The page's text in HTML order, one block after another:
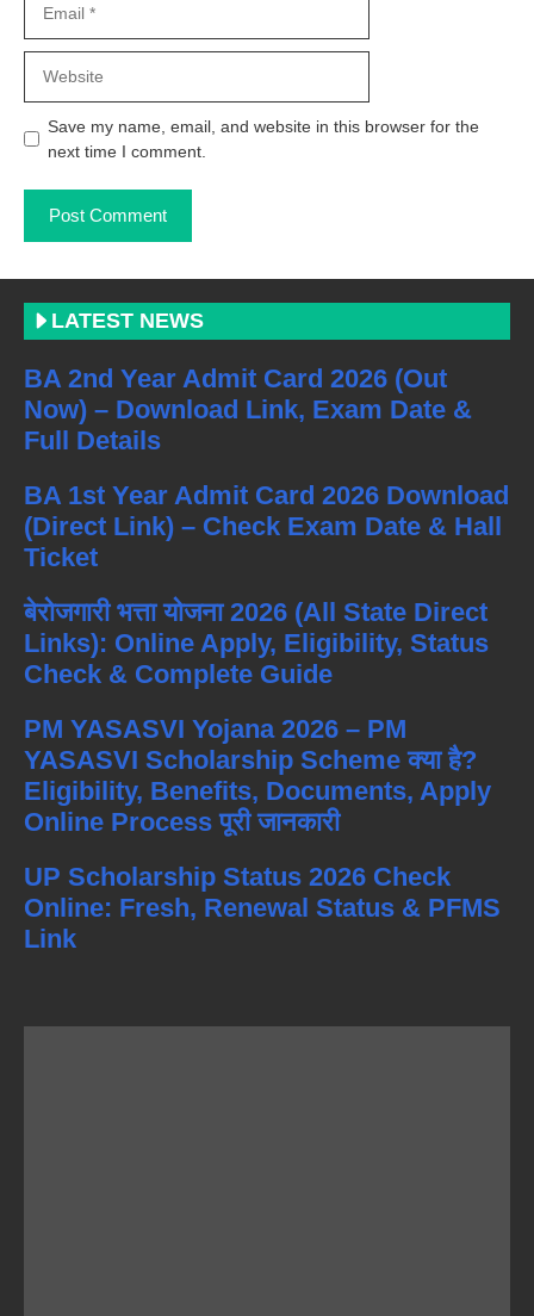
Save my name, email, and website in this browser for the
next time I comment.
LATEST NEWS
BA 2nd Year Admit Card 2026 (Out
Now) – Download Link, Exam Date &
Full Details
BA 1st Year Admit Card 2026 Download
(Direct Link) – Check Exam Date & Hall
Ticket
बेरोजगारी भत्ता योजना 2026 (All State Direct
Links): Online Apply, Eligibility, Status
Check & Complete Guide
PM YASASVI Yojana 2026 – PM
YASASVI Scholarship Scheme क्या है?
Eligibility, Benefits, Documents, Apply
Online Process पूरी जानकारी
UP Scholarship Status 2026 Check
Online: Fresh, Renewal Status & PFMS
Link